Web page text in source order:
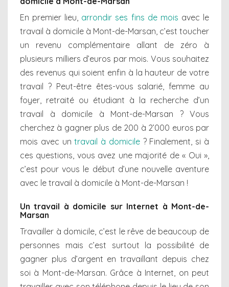
En premier lieu, arrondir ses fins de mois avec le
travail à domicile à Mont-de-Marsan, c’est toucher
un revenu complémentaire allant de zéro à
plusieurs milliers d’euros par mois. Vous souhaitez
des revenus qui soient enfin à la hauteur de votre
travail ? Peut-être êtes-vous salarié, femme au
foyer, retraité ou étudiant à la recherche d’un
travail à domicile à Mont-de-Marsan ? Vous
cherchez à gagner plus de 200 à 2’000 euros par
mois avec untravail à domicile? Finalement, si à
ces questions, vous avez une majorité de « Oui »,
c’est pour vous le début d’une nouvelle aventure
avec le travail à domicile à Mont-de-Marsan !
Un travail à domicile sur Internet à Mont-de-
Marsan
Travailler à domicile, c’est le rêve de beaucoup de
personnes mais c’est surtout la possibilité de
gagner plus d’argent en travaillant depuis chez
soi à Mont-de-Marsan. Grâce à Internet, on peut